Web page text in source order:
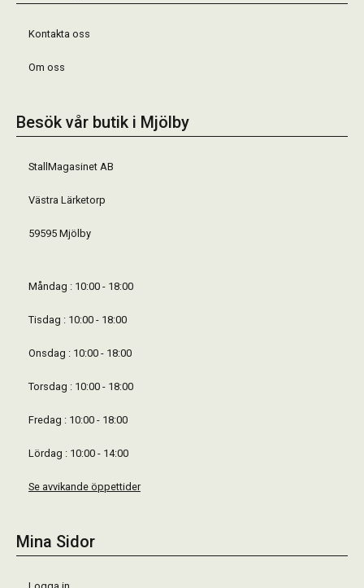
Kontakta oss
Om oss
Besök vår butik i Mjölby
StallMagasinet AB
Västra Lärketorp
59595 Mjölby
Måndag : 10:00 - 18:00
Tisdag : 10:00 - 18:00
Onsdag : 10:00 - 18:00
Torsdag : 10:00 - 18:00
Fredag : 10:00 - 18:00
Lördag : 10:00 - 14:00
Se avvikande öppettider
Mina Sidor
Logga in